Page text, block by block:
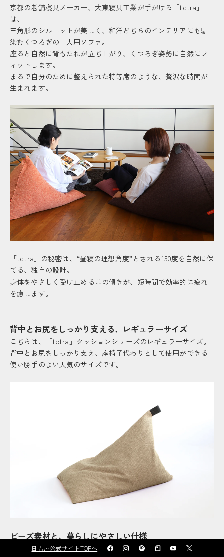
京都の老舗寝具メーカー、大東寝具工業が手がける「tetra」
は、
三角形のシルエットが美しく、和洋どちらのインテリアにも馴
染むくつろぎの一人用ソファ。
座ると自然に背もたれが立ち上がり、くつろぎ姿勢に自然にフ
ィットします。
まるで自分のために整えられた特等席のような、贅沢な時間が
生まれます。
「tetra」の秘密は、“昼寝の理想角度”とされる150度を自然に保
てる、独自の設計。
身体をやさしく受け止めるこの傾きが、短時間で効率的に疲れ
を癒します。
背中とお尻をしっかり支える、レギュラーサイズ
こちらは、「tetra」クッションシリーズのレギュラーサイズ。
背中とお尻をしっかり支え、座椅子代わりとして使用ができる
使い勝手のよい人気のサイズです。
ビーズ素材と、暮らしにやさしい仕様
中材には、直径約5mmの発泡ビーズを使用。
日吉屋公式サイトTOPへ